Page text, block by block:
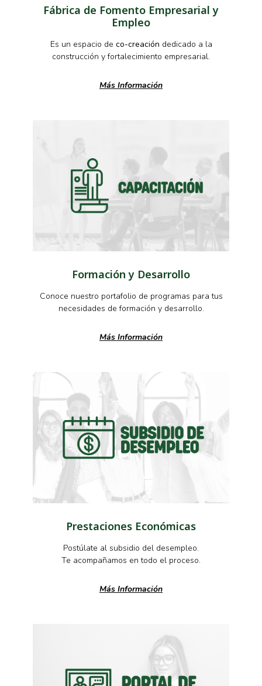
Fábrica de Fomento Empresarial y
Empleo
Es un espacio de co-creación dedicado a la
construcción y fortalecimiento empresarial.
Más Información
Formación y Desarrollo
Conoce nuestro portafolio de programas para tus
necesidades de formación y desarrollo.
Más Información
Prestaciones Económicas
Postúlate al subsidio del desempleo.
Te acompañamos en todo el proceso.
Más Información